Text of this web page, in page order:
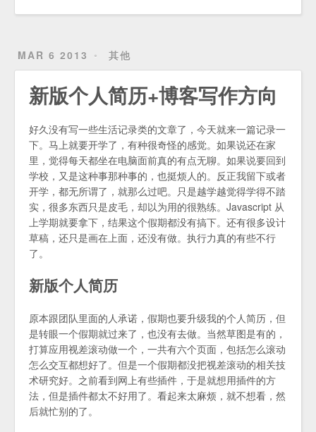
MAR 6 2013 其他
新版个人简历+博客写作方向
好久没有写一些生活记录类的文章了，今天就来一篇记录一
下。马上就要开学了，有种很奇怪的感觉。如果说还在家
里，觉得每天都坐在电脑面前真的有点无聊。如果说要回到
学校，又是这种事那种事的，也挺烦人的。反正我留下或者
开学，都无所谓了，就那么过吧。只是越学越觉得学得不踏
实，很多东西只是皮毛，却以为用的很熟练。Javascript 从
上学期就要拿下，结果这个假期都没有搞下。还有很多设计
草稿，还只是画在上面，还没有做。执行力真的有些不行
了。
新版个人简历
原本跟团队里面的人承诺，假期也要升级我的个人简历，但
是转眼一个假期就过来了，也没有去做。当然草图是有的，
打算应用视差滚动做一个，一共有六个页面，包括怎么滚动
怎么交互都想好了。但是一个假期都没把视差滚动的相关技
术研究好。之前看到网上有些插件，于是就想用插件的方
法，但是插件都太不好用了。看起来太麻烦，就不想看，然
后就忙别的了。